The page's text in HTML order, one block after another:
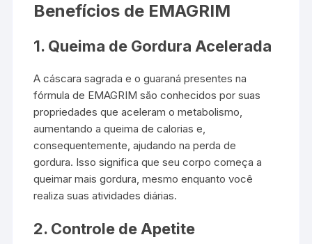
Benefícios de EMAGRIM
1. Queima de Gordura Acelerada
A cáscara sagrada e o guaraná presentes na
fórmula de EMAGRIM são conhecidos por suas
propriedades que aceleram o metabolismo,
aumentando a queima de calorias e,
consequentemente, ajudando na perda de
gordura. Isso significa que seu corpo começa a
queimar mais gordura, mesmo enquanto você
realiza suas atividades diárias.
2. Controle de Apetite